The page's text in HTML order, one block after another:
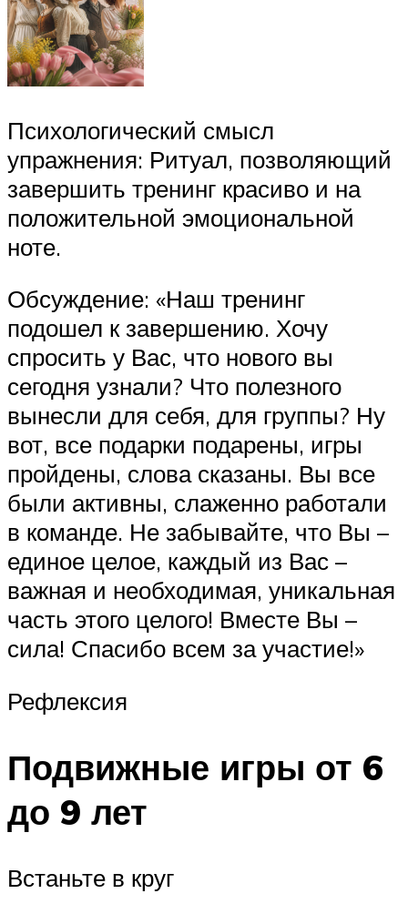
Психологический смысл
упражнения: Ритуал, позволяющий
завершить тренинг красиво и на
положительной эмоциональной
ноте.
Обсуждение: «Наш тренинг
подошел к завершению. Хочу
спросить у Вас, что нового вы
сегодня узнали? Что полезного
вынесли для себя, для группы? Ну
вот, все подарки подарены, игры
пройдены, слова сказаны. Вы все
были активны, слаженно работали
в команде. Не забывайте, что Вы –
единое целое, каждый из Вас –
важная и необходимая, уникальная
часть этого целого! Вместе Вы –
сила! Спасибо всем за участие!»
Рефлексия
Подвижные игры от 6
до 9 лет
Встаньте в круг